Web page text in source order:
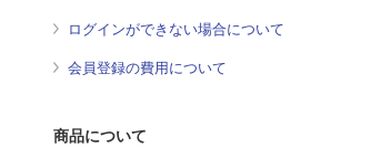
ログインができない場合について
会員登録の費用について
商品について